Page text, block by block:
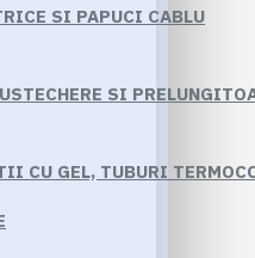
SI PAPUCI CABLU
SI
CU GEL, TUBURI